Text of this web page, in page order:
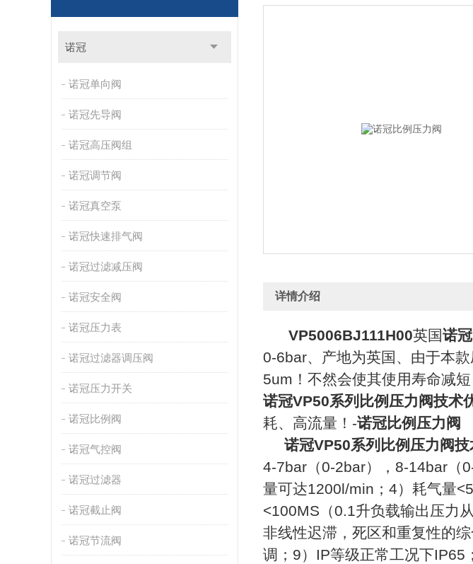
诺冠
诺冠单向阀
诺冠先导阀
诺冠高压阀组
诺冠调节阀
诺冠真空泵
诺冠快速排气阀
诺冠过滤减压阀
诺冠安全阀
诺冠压力表
诺冠过滤器调压阀
诺冠压力开关
诺冠比例阀
诺冠气控阀
诺冠过滤器
诺冠截止阀
诺冠节流阀
详情介绍
VP5006BJ111H00英国诺
0-6bar、产地为英国、由于本
5um！不然会使其使用寿命减短
诺冠VP50系列比例压力阀技术
耗、高流量！-诺冠比例压力阀
诺冠VP50系列比例压力阀技
4-7bar（0-2bar），8-14bar（
量可达1200l/min；4）耗气量
<100MS（0.1升负载输出压力
非线性迟滞，死区和重复性的
调；9）IP等级正常工况下IP65